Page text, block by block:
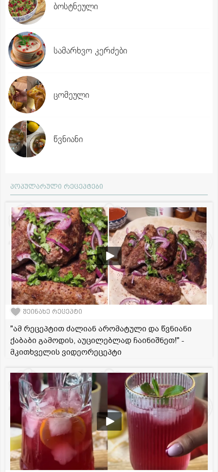
ბოსტნეული
სამარხვო კერძები
ცომეული
წვნიანი
პოპულარული რეცეპტები
შეინახე რეცეპტი
"ამ რეცეპტით ძალიან არომატული და წვნიანი
ქაბაბი გამოდის, აუცილებლად ჩაინიშნეთ!" -
მკითხველის ვიდეორეცეპტი